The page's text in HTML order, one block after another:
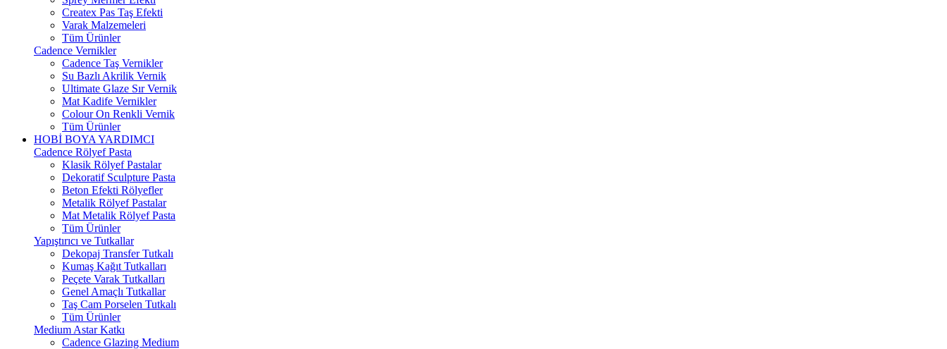
Createx Pas Taş Efekti
Varak Malzemeleri
Tüm Ürünler
Cadence Vernikler
Cadence Taş Vernikler
Su Bazlı Akrilik Vernik
Ultimate Glaze Sır Vernik
Mat Kadife Vernikler
Colour On Renkli Vernik
Tüm Ürünler
HOBİ BOYA YARDIMCI
Cadence Rölyef Pasta
Klasik Rölyef Pastalar
Dekoratif Sculpture Pasta
Beton Efekti Rölyefler
Metalik Rölyef Pastalar
Mat Metalik Rölyef Pasta
Tüm Ürünler
Yapıştırıcı ve Tutkallar
Dekopaj Transfer Tutkalı
Kumaş Kağıt Tutkalları
Peçete Varak Tutkalları
Genel Amaçlı Tutkallar
Taş Cam Porselen Tutkalı
Tüm Ürünler
Medium Astar Katkı
Cadence Glazing Medium